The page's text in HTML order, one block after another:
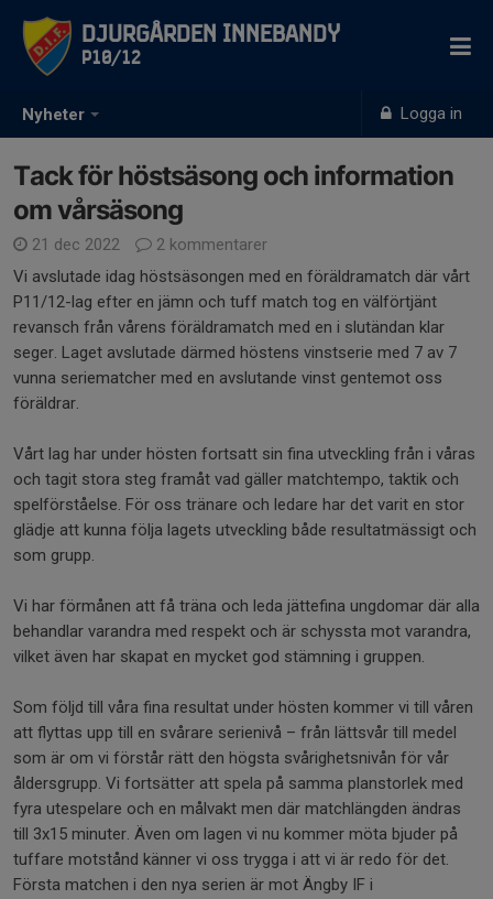
Nyheter Logga in
Djurgården Innebandy
P10/12
Tack för höstsäsong och information
om vårsäsong
21 dec 2022
2 kommentarer
Vi avslutade idag höstsäsongen med en föräldramatch där vårt
P11/12-lag efter en jämn och tuff match tog en välförtjänt
revansch från vårens föräldramatch med en i slutändan klar
seger. Laget avslutade därmed höstens vinstserie med 7 av 7
vunna seriematcher med en avslutande vinst gentemot oss
föräldrar.
Vårt lag har under hösten fortsatt sin fina utveckling från i våras
och tagit stora steg framåt vad gäller matchtempo, taktik och
spelförståelse. För oss tränare och ledare har det varit en stor
glädje att kunna följa lagets utveckling både resultatmässigt och
som grupp.
Vi har förmånen att få träna och leda jättefina ungdomar där alla
behandlar varandra med respekt och är schyssta mot varandra,
vilket även har skapat en mycket god stämning i gruppen.
Som följd till våra fina resultat under hösten kommer vi till våren
att flyttas upp till en svårare serienivå – från lättsvår till medel
som är om vi förstår rätt den högsta svårighetsnivån för vår
åldersgrupp. Vi fortsätter att spela på samma planstorlek med
fyra utespelare och en målvakt men där matchlängden ändras
till 3x15 minuter. Även om lagen vi nu kommer möta bjuder på
tuffare motstånd känner vi oss trygga i att vi är redo för det.
Första matchen i den nya serien är mot Ängby IF i